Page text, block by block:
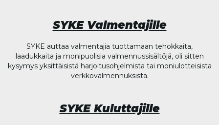
SYKE Valmentajille
SYKE auttaa valmentajia tuottamaan tehokkaita,
laadukkaita ja monipuolisia valmennussisältöjä, oli sitten
kysymys yksittäisistä harjoitusohjelmista tai moniulotteisista
verkkovalmennuksista.
SYKE Kuluttajille